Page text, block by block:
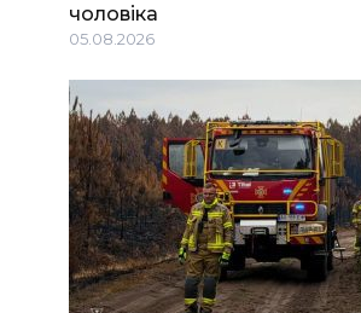
чоловіка
05.08.2026